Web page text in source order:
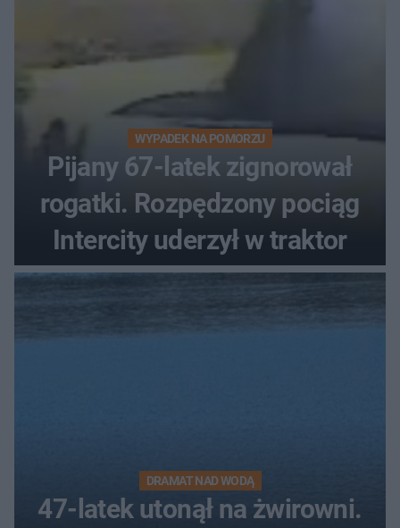
WYPADEK NA POMORZU
Pijany 67-latek zignorował
rogatki. Rozpędzony pociąg
Intercity uderzył w traktor
DRAMAT NAD WODĄ
47-latek utonął na żwirowni.